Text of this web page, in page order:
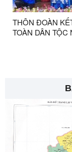
THÔN ĐOÀN
TOÀN DÂN TỘC